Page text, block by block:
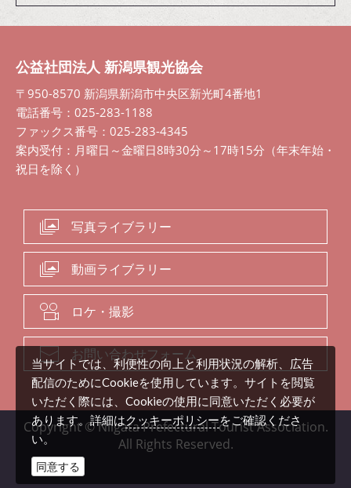
公益社団法人 新潟県観光協会
〒950-8570 新潟県新潟市中央区新光町4番地1
電話番号：025-283-1188
ファックス番号：025-283-4345
案内受付：月曜日～金曜日8時30分～17時15分（年末年始・
祝日を除く）
写真ライブラリー
動画ライブラリー
ロケ・撮影
お問い合わせフォーム
Copyright © Niigata Prefectural Tourist Association.
All Rights Reserved.
当サイトでは、利便性の向上と利用状況の解析、広告
配信のためにCookieを使用しています。サイトを閲覧
いただく際には、Cookieの使用に同意いただく必要が
あります。詳細はクッキーポリシーをご確認くださ
い。
同意する